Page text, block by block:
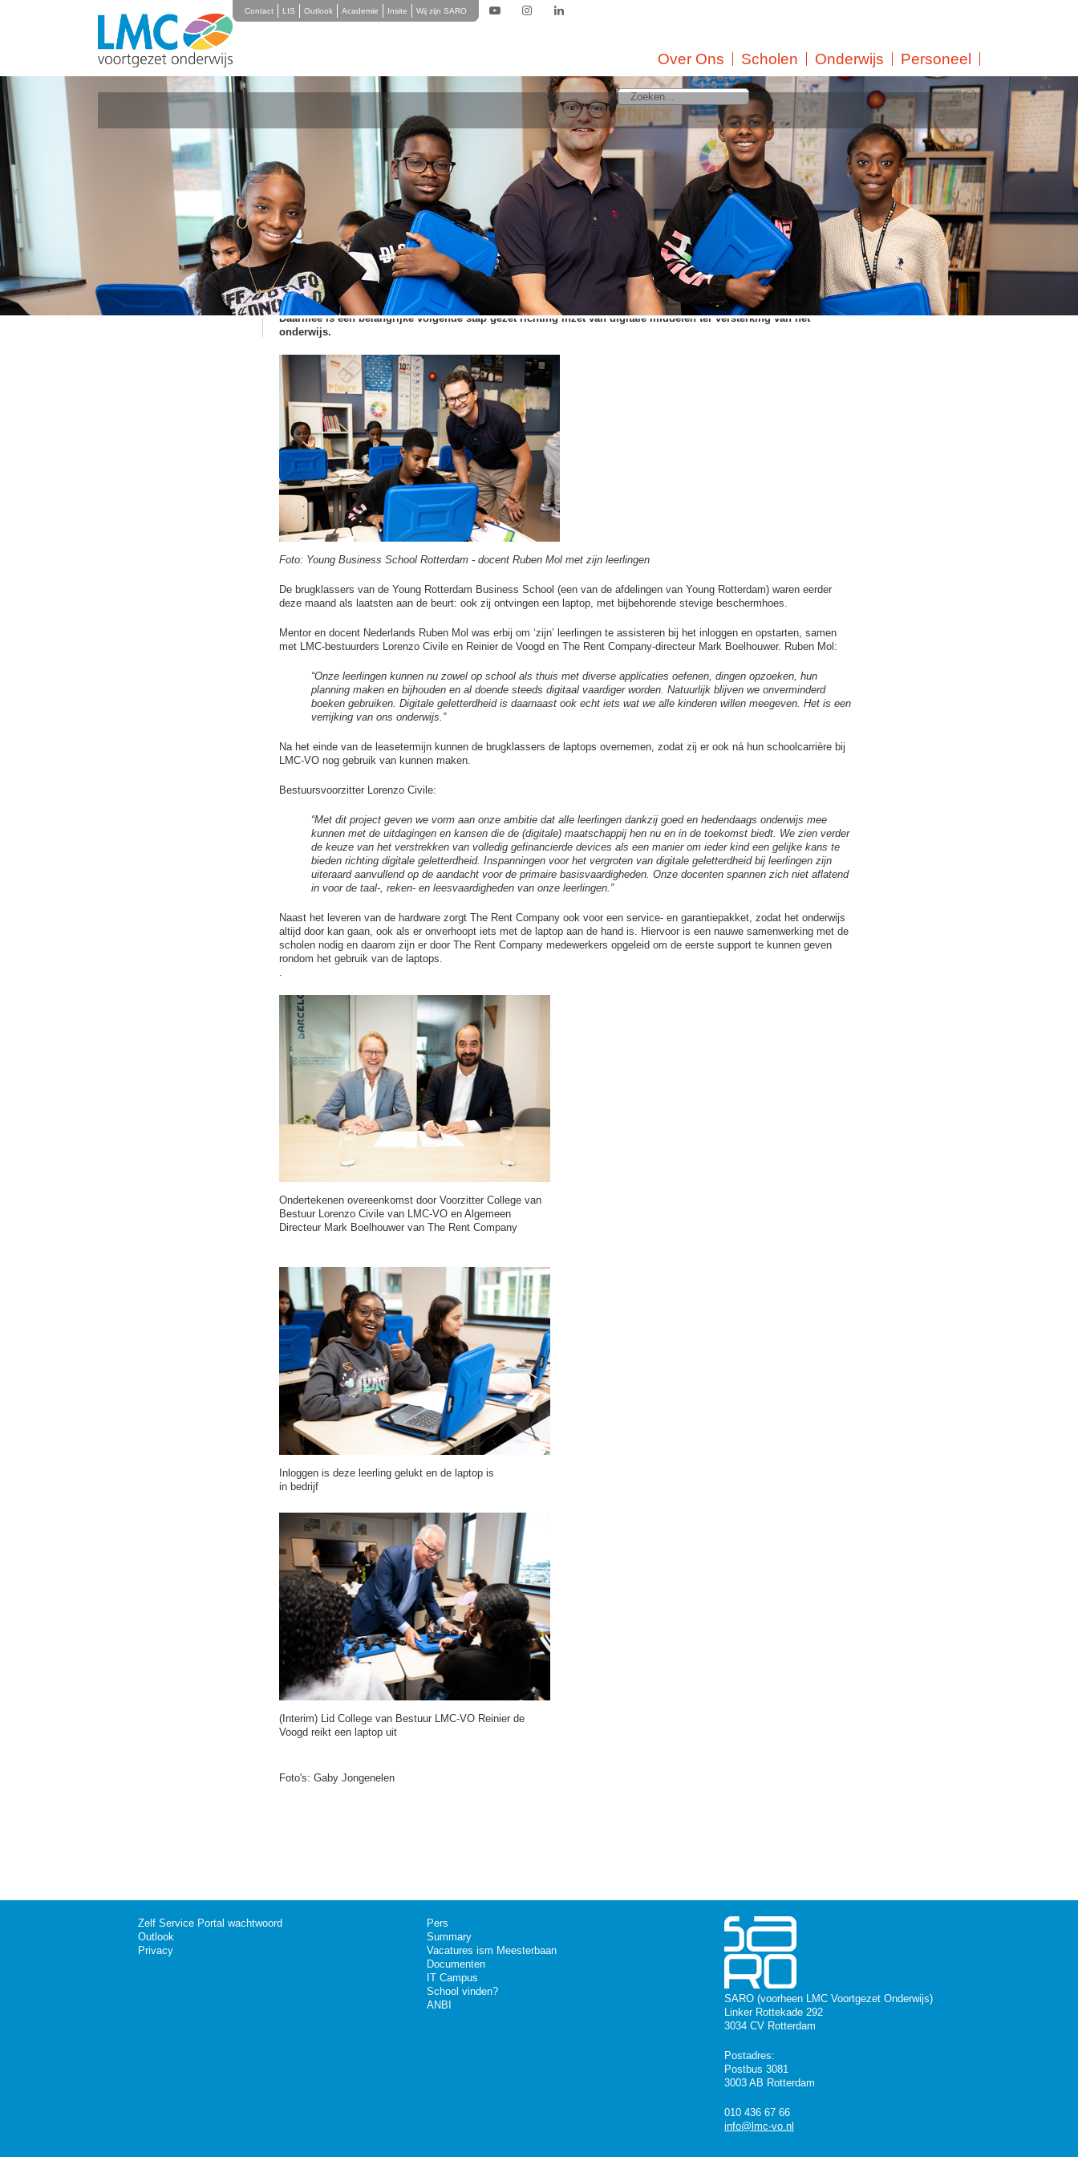
Contact LIS Outlook Academie Insite Wij zijn SARO
Over Ons Scholen Onderwijs Personeel
Nieuwsoverzicht Ruim 1500 LMC-brugklassers voorzien van eigen laptop
10 oktober 2023
LMC Voortgezet Onderwijs (LMC-VO) en The Rent Company maakten het mogelijk: vele brugklasleerlingen kunnen nu zowel
op school als thuis gedurende hun hele schoolloopbaan gebruik maken van hun eigen laptop. Sinds het begin van dit nieuwe
schooljaar zijn in totaal 1543 devices uitgereikt.
LMC Voortgezet Onderwijs (LMC-VO) en The Rent Company maakten het mogelijk: brugklasleerlingen kunnen nu
zowel op school als thuis gedurende hun hele schoolloopbaan gebruikmaken van hun eigen laptop, volledig
gefinancierd door LMC-VO. De laatste exemplaren van de in totaal 1543 deviceswerden vorige maand uitgereikt.
Daarmee is een belangrijke volgende stap gezet richting inzet van digitale middelen ter versterking van het
onderwijs.
Foto: Young Business School Rotterdam - docent Ruben Mol met zijn leerlingen
De brugklassers van de Young Rotterdam Business School (een van de afdelingen van Young Rotterdam) waren eerder
deze maand als laatsten aan de beurt: ook zij ontvingen een laptop, met bijbehorende stevige beschermhoes.
Mentor en docent Nederlands Ruben Mol was erbij om ‘zijn’ leerlingen te assisteren bij het inloggen en opstarten, samen
met LMC-bestuurders Lorenzo Civile en Reinier de Voogd en The Rent Company-directeur Mark Boelhouwer. Ruben Mol:
“Onze leerlingen kunnen nu zowel op school als thuis met diverse applicaties oefenen, dingen opzoeken, hun
planning maken en bijhouden en al doende steeds digitaal vaardiger worden. Natuurlijk blijven we onverminderd
boeken gebruiken. Digitale geletterdheid is daarnaast ook echt iets wat we alle kinderen willen meegeven. Het is een
verrijking van ons onderwijs.”
Na het einde van de leasetermijn kunnen de brugklassers de laptops overnemen, zodat zij er ook ná hun schoolcarrière bij
LMC-VO nog gebruik van kunnen maken.
Bestuursvoorzitter Lorenzo Civile:
“Met dit project geven we vorm aan onze ambitie dat alle leerlingen dankzij goed en hedendaags onderwijs mee
kunnen met de uitdagingen en kansen die de (digitale) maatschappij hen nu en in de toekomst biedt. We zien verder
de keuze van het verstrekken van volledig gefinancierde devices als een manier om ieder kind een gelijke kans te
bieden richting digitale geletterdheid. Inspanningen voor het vergroten van digitale geletterdheid bij leerlingen zijn
uiteraard aanvullend op de aandacht voor de primaire basisvaardigheden. Onze docenten spannen zich niet aflatend
in voor de taal-, reken- en leesvaardigheden van onze leerlingen.”
Naast het leveren van de hardware zorgt The Rent Company ook voor een service- en garantiepakket, zodat het onderwijs
altijd door kan gaan, ook als er onverhoopt iets met de laptop aan de hand is. Hiervoor is een nauwe samenwerking met de
scholen nodig en daarom zijn er door The Rent Company medewerkers opgeleid om de eerste support te kunnen geven
rondom het gebruik van de laptops.
.
Ondertekenen overeenkomst door Voorzitter College van
Bestuur Lorenzo Civile van LMC-VO en Algemeen
Directeur Mark Boelhouwer van The Rent Company
Inloggen is deze leerling gelukt en de laptop is
in bedrijf
(Interim) Lid College van Bestuur LMC-VO Reinier de
Voogd reikt een laptop uit
Foto's: Gaby Jongenelen
Zelf Service Portal wachtwoord
Outlook
Privacy
Pers
Summary
Vacatures ism Meesterbaan
Documenten
IT Campus
School vinden?
ANBI
SARO (voorheen LMC Voortgezet Onderwijs)
Linker Rottekade 292
3034 CV Rotterdam
Postadres:
Postbus 3081
3003 AB Rotterdam
010 436 67 66
info@lmc-vo.nl